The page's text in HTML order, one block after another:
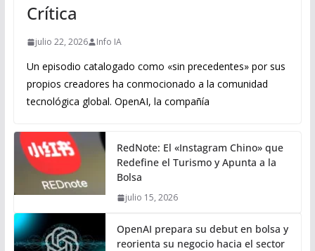
Crítica
julio 22, 2026 Info IA
Un episodio catalogado como «sin precedentes» por sus
propios creadores ha conmocionado a la comunidad
tecnológica global. OpenAI, la compañía
RedNote: El «Instagram Chino» que
Redefine el Turismo y Apunta a la
Bolsa
julio 15, 2026
OpenAI prepara su debut en bolsa y
reorienta su negocio hacia el sector